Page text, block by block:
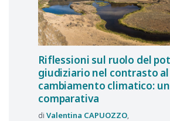
Riflessioni sul ruolo del
giudiziario nel contrasto al
cambiamento climatico:
comparativa
Valentina CAPUOZZO